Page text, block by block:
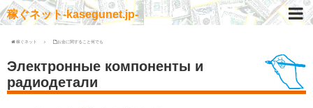
稼ぐネット-kasegunet.jp-
稼ぐネット お金に関すること何でも
Электронные компоненты и
радиодетали